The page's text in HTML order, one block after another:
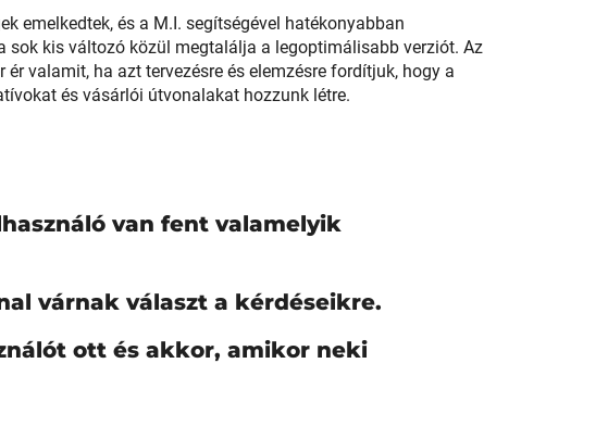
emelkedtek, és a M.I. segítségével hatékonyabban
sok kis változó közül megtalálja a legoptimálisabb verziót. Az
valamit, ha azt tervezésre és elemzésre fordítjuk, hogy a
és vásárlói útvonalakat hozzunk létre.
van fent valamelyik
várnak választ a kérdéseikre.
ott és akkor, amikor neki